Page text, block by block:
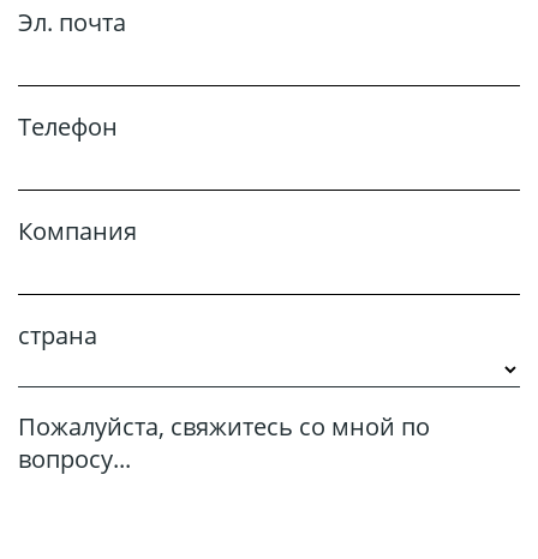
Эл. почта
Телефон
Компания
страна
Пожалуйста, свяжитесь со мной по
вопросу...